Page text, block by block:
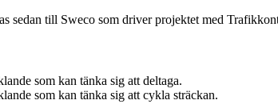
sedan till Sweco som driver projektet med
som kan tänka sig att deltaga.
som kan tänka sig att cykla sträckan.